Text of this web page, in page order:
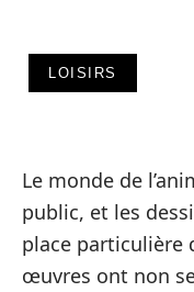
LOISIRS
Le monde de
public, et les
place particulière
œuvres ont non